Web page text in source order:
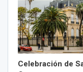
Celebración de